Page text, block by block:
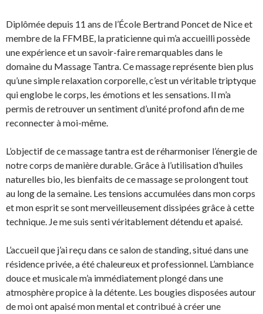
Diplômée depuis 11 ans de l’École Bertrand Poncet de Nice et
membre de la FFMBE, la praticienne qui m’a accueilli possède
une expérience et un savoir-faire remarquables dans le
domaine du Massage Tantra. Ce massage représente bien plus
qu’une simple relaxation corporelle, c’est un véritable triptyque
qui englobe le corps, les émotions et les sensations. Il m’a
permis de retrouver un sentiment d’unité profond afin de me
reconnecter à moi-même.
L’objectif de ce massage tantra est de réharmoniser l’énergie de
notre corps de manière durable. Grâce à l’utilisation d’huiles
naturelles bio, les bienfaits de ce massage se prolongent tout
au long de la semaine. Les tensions accumulées dans mon corps
et mon esprit se sont merveilleusement dissipées grâce à cette
technique. Je me suis senti véritablement détendu et apaisé.
L’accueil que j’ai reçu dans ce salon de standing, situé dans une
résidence privée, a été chaleureux et professionnel. L’ambiance
douce et musicale m’a immédiatement plongé dans une
atmosphère propice à la détente. Les bougies disposées autour
de moi ont apaisé mon mental et contribué à créer une